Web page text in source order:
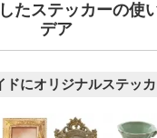
たステッカーの使
デア
ドにオリジナルステッ